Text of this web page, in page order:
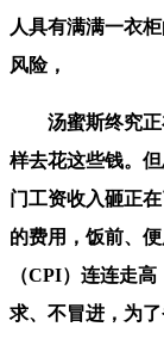
人具有满满一衣
风险，
汤蜜斯终究正
样去花这些钱。
门工资收入砸正
的费用，饭前、
（CPI）连连走
求、不冒进，为